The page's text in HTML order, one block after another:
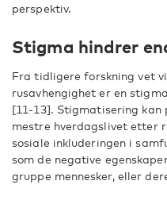
perspektiv.
Stigma hindrer
Fra tidligere forskning vet
rusavhengighet er en
[11-13]. Stigmatisering kan
mestre hverdagslivet etter
sosiale inkluderingen i
som de negative
gruppe mennesker, eller